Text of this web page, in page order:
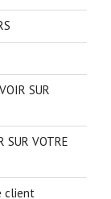
SUR
SUR VOTRE
client